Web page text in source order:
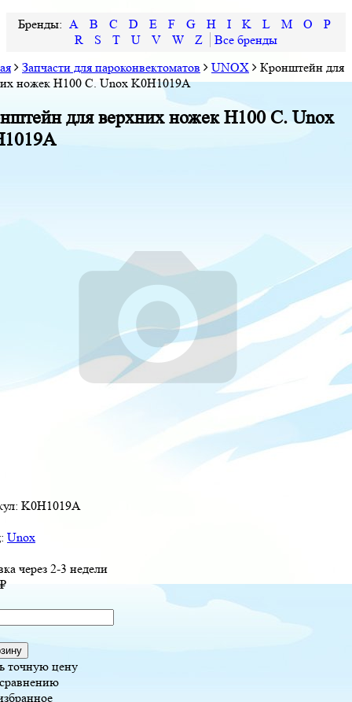
A B C D E F G H I K L M O
P
R
S T U V W
Z
Запчасти для пароконвектоматов UNOX
Кронштейн для
ножек H100 C. Unox K0H1019A
для верхних ножек H100 C. Unox
K0H1019A
Unox
через 2-3 недели
₽
точную цену